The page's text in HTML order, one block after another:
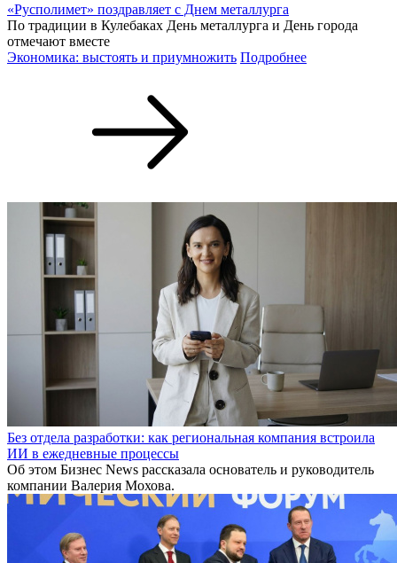
«Русполимет» поздравляет с Днем металлурга
По традиции в Кулебаках День металлурга и День города
отмечают вместе
Экономика: выстоять и приумножить Подробнее
Без отдела разработки: как региональная компания встроила
ИИ в ежедневные процессы
Об этом Бизнес News рассказала основатель и руководитель
компании Валерия Мохова.